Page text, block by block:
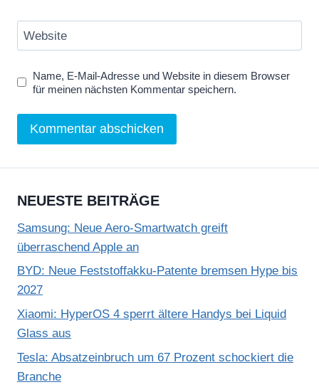
Website
Name, E-Mail-Adresse und Website in diesem Browser
für meinen nächsten Kommentar speichern.
NEUESTE BEITRÄGE
Samsung: Neue Aero-Smartwatch greift
überraschend Apple an
BYD: Neue Feststoffakku-Patente bremsen Hype bis
2027
Xiaomi: HyperOS 4 sperrt ältere Handys bei Liquid
Glass aus
Tesla: Absatzeinbruch um 67 Prozent schockiert die
Branche